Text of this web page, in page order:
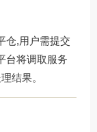
仓,用户需提交
台将调取服务
结果。